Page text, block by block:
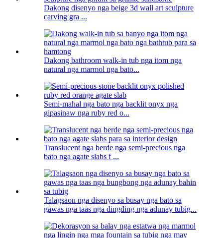
Dakong disenyo nga beige 3d wall art sculpture
carving gra ...
Dakong bathroom walk-in tub nga itom nga
natural nga marmol nga bato...
Semi-mahal nga bato nga backlit onyx nga
gipasinaw nga ruby ​​​​red o...
Translucent nga berde nga semi-precious nga
bato nga agate slabs f ...
Talagsaon nga disenyo sa busay nga bato sa
gawas nga taas nga dingding nga adunay tubig...